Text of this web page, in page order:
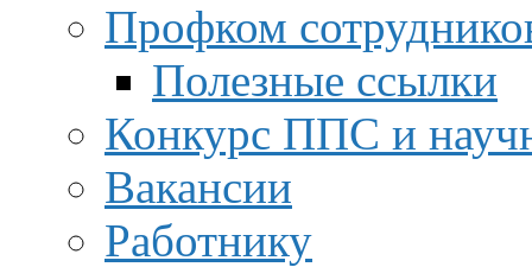
Профком
Полезные ссылки
Конкурс ППС и
Вакансии
Работнику